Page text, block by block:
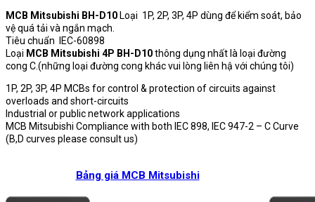
MCB Mitsubishi BH-D10 Loại 1P, 2P, 3P, 4P dùng để kiểm soát, bảo
vệ quá tải và ngắn mạch.
Tiêu chuẩn IEC-60898
Loại MCB Mitsubishi 4P BH-D10thông dụng nhất là loại đường
cong C.(những loại đường cong khác vui lòng liên hậ với chúng tôi)
1P, 2P, 3P, 4P MCBs for control & protection of circuits against
overloads and short-circuits
Industrial or public network applications
MCB Mitsubishi Compliance with both IEC 898, IEC 947-2 – C Curve
(B,D curves please consult us)
Bảng giá MCB Mitsubishi